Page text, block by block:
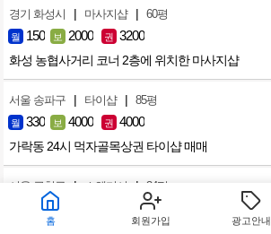
경기 화성시 | 마사지샵 | 60평
월 150 보 2000 권 3200
화성 농협사거리 코너 2층에 위치한 마사지샵
서울 송파구 | 타이샵 | 85평
월 330 보 4000 권 4000
가락동 24시 먹자골목상권 타이샵 매매
서울 금천구 | 스웨디시 | 34평
220 보 8000
홈 회원가입 광고안내